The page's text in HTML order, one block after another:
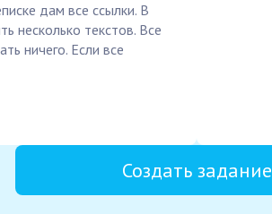
дам все ссылки. В
несколько текстов. Все
ничего. Если все
Создать задание